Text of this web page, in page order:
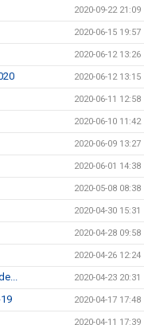
2020-09-22 21:09
2020-06-15 19:57
2020-06-12 13:26
2020-06-12 13:15
2020-06-11 12:58
2020-06-10 11:42
2020-06-09 13:27
2020-06-01 14:38
2020-05-08 08:38
2020-04-30 15:31
2020-04-28 09:58
2020-04-26 12:24
2020-04-23 20:31
2020-04-17 17:48
2020-04-11 17:39